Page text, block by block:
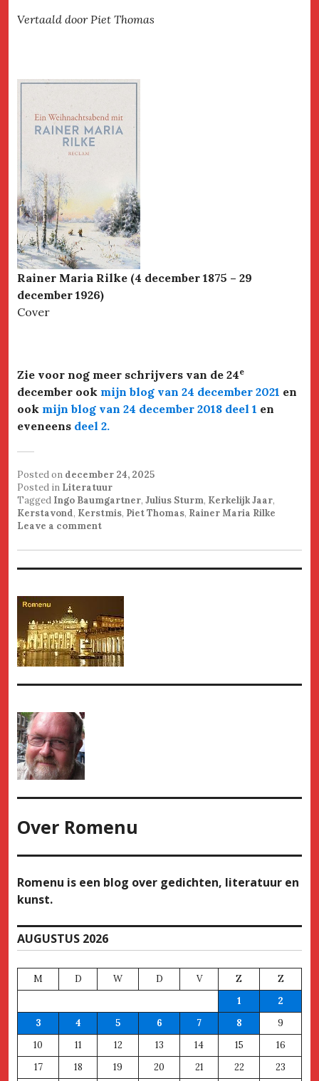
Vertaald door Piet Thomas
Rainer Maria Rilke (4 december 1875 – 29
december 1926)
Cover
Zie voor nog meer schrijvers van de 24e
december ook mijn blog van 24 december 2021 en
ook mijn blog van 24 december 2018 deel 1 en
eveneens deel 2.
Posted on december 24, 2025
Posted in Literatuur
Tagged Ingo Baumgartner, Julius Sturm, Kerkelijk Jaar,
Kerstavond, Kerstmis, Piet Thomas, Rainer Maria Rilke
Leave a comment
Over Romenu
Romenu is een blog over gedichten, literatuur en
kunst.
AUGUSTUS 2026
M D W D V Z
Z
1
2
3
4 5 6 7 8
9
10
11 12 13 14 15
16
17
18 19 20 21 22
23